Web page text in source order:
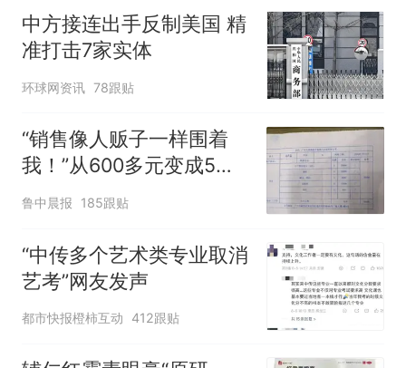
味道很好
中方接连出手反制美国 精
准打击7家实体
环球网资讯 78跟贴
“销售像人贩子一样围着
我！”从600多元变成5万
元，57岁保洁阿姨做医美
糊
鲁中晨报 185跟贴
“中传多个艺术类专业取消
艺考”网友发声
都市快报橙柿互动 412跟贴